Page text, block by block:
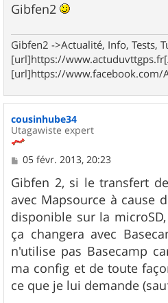
Gibfen2
Gibfen2 ->Actualité, Info, Tests,
[url]https://
[url]https://www.facebook.com/
cousinhube34
Utagawiste expert
M
s
s
a
g
e
05 févr. 2013, 20:23
Gibfen 2, si le transfert
avec Mapsource à cause
disponible sur la
ça changera avec
n'utilise pas Basecamp
ma config et de toute
ce que je lui demande